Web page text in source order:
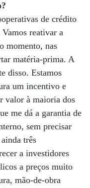
de crédito
reativar a
momento, nas
matéria-prima. A
disso. Estamos
um incentivo e
valor à maioria dos
me dá a garantia de
sem precisar
três
a investidores
a preços muito
mão-de-obra